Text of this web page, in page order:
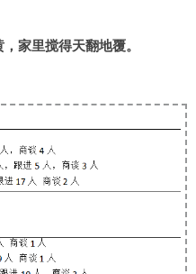
家里搅得天翻地覆。